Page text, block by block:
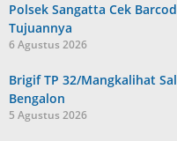
Polsek Sangatta Cek
Tujuannya
6 Agustus 2026
Brigif TP 32/Mangkalihat
Bengalon
5 Agustus 2026